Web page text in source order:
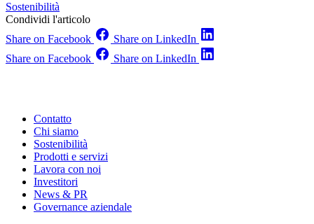
Sostenibilità
Condividi l'articolo
Share on Facebook
Share on LinkedIn
Share on Facebook
Share on LinkedIn
Contatto
Chi siamo
Sostenibilità
Prodotti e servizi
Lavora con noi
Investitori
News & PR
Governance aziendale